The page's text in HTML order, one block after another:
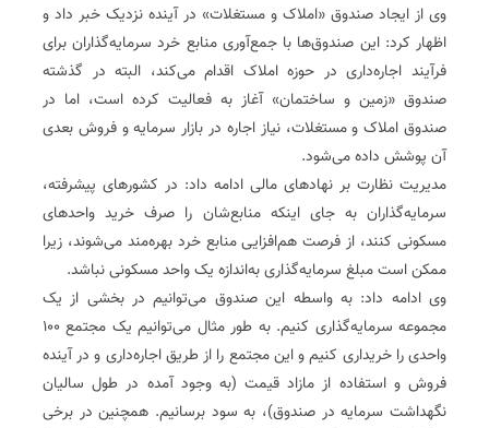
وی از ایجاد صندوق «املاک و مستغلات» در آینده نزدیک خبر داد و
اظهار کرد: این صندوق‌ها با جمع‌آوری منابع خرد سرمایه‌گذاران برای
فرآیند اجاره‌داری در حوزه املاک اقدام می‌کند، البته در گذشته
صندوق «زمین و ساختمان» آغاز به فعالیت کرده است، اما در
صندوق املاک و مستغلات، نیاز اجاره در بازار سرمایه و فروش بعدی
آن پوشش داده می‌شود.
مدیریت نظارت بر نهادهای مالی ادامه داد: در کشورهای پیشرفته،
سرمایه‌گذاران به جای اینکه منابع‌شان را صرف خرید واحدهای
مسکونی کنند، از فرصت هم‌افزایی منابع خرد بهره‌مند می‌شوند، زیرا
ممکن است مبلغ سرمایه‌گذاری به‌اندازه یک واحد مسکونی نباشد.
وی ادامه داد: به واسطه این صندوق می‌توانیم در بخشی از یک
مجموعه سرمایه‌گذاری کنیم. به طور مثال می‌توانیم یک مجتمع ۱۰۰
واحدی را خریداری کنیم و این مجتمع را از طریق اجاره‌داری و در آینده
فروش و استفاده از مازاد قیمت (به وجود آمده در طول سالیان
نگهداشت سرمایه در صندوق)، به سود برسانیم. همچنین در برخی